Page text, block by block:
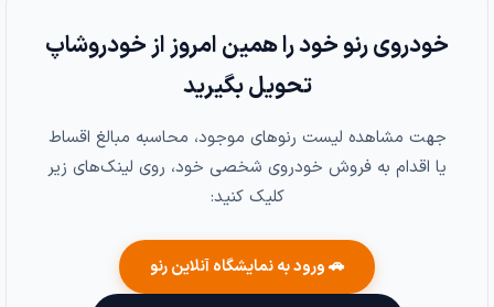
خودروی رنو خود را همین امروز از خودروشاپ
تحویل بگیرید
جهت مشاهده لیست رنوهای موجود، محاسبه مبالغ اقساط
یا اقدام به فروش خودروی شخصی خود، روی لینک‌های زیر
کلیک کنید:
🚗 ورود به نمایشگاه آنلاین رنو